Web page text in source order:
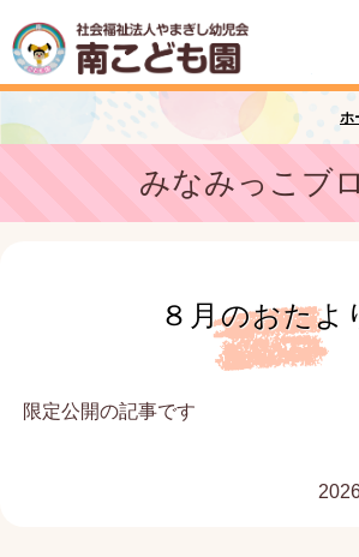
ホ
みなみっこブ
８月のおたよ
限定公開の記事です